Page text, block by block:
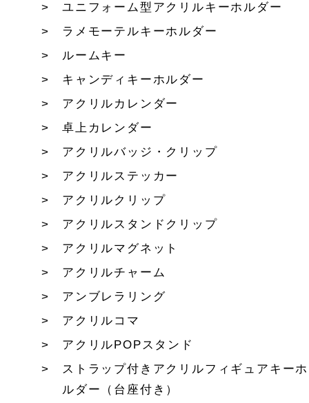
ユニフォーム型アクリルキーホルダー
ラメモーテルキーホルダー
ルームキー
キャンディキーホルダー
アクリルカレンダー
卓上カレンダー
アクリルバッジ・クリップ
アクリルステッカー
アクリルクリップ
アクリルスタンドクリップ
アクリルマグネット
アクリルチャーム
アンブレラリング
アクリルコマ
アクリルPOPスタンド
ストラップ付きアクリルフィギュアキーホ
ルダー（台座付き）